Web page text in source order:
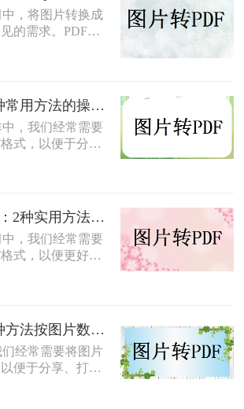
，将图片转换成
的需求。PDF格
、打印格式不走
小以及支持批注
把图片转换成pdf
常见的图片转
图片转PDF：2种常用方法的操作步骤和格式保留设置！
，我们经常需要
式，以便于分
么如何把图片转
介绍两种常用的
图片转PDF格式：2种实用方法的关键参数和输出质量对比！
，我们经常需要
式，以便更好地
那么如何将图片
文将介绍两种将
图片转PDF：5种方法按图片数量和文件大小选，大的别用在线！
经常需要将图片
便于分享、打印
何转换成pdf呢？
片转换成PDF的